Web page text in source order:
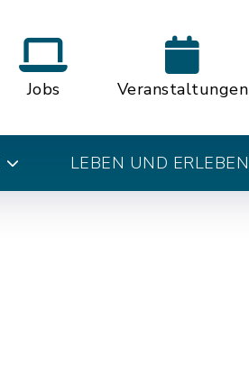
Jobs Veranstaltungen
LEBEN UND ERLEBEN